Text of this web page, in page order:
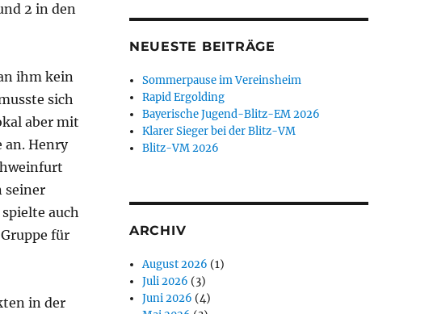
2 in den
ihm kein
sich
aber mit
an. Henry
seiner
auch
für
in der
NEUESTE BEITRÄGE
Sommerpause im Vereinsheim
Rapid Ergolding
Bayerische Jugend-Blitz-EM 2026
Klarer Sieger bei der Blitz-VM
Blitz-VM 2026
ARCHIV
August 2026 (1)
Juli 2026 (3)
Juni 2026 (4)